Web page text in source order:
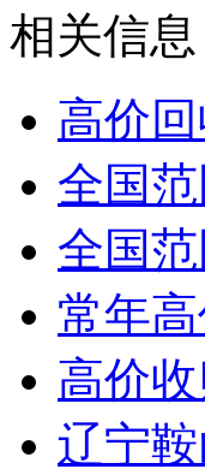
相关信息
高价
全国
全国
常年
高价
辽宁